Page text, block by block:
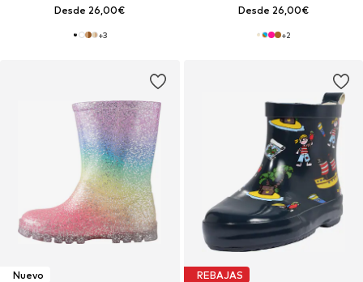
Desde 26,00€
+3
Desde 26,00€
+2
Nuevo REBAJAS